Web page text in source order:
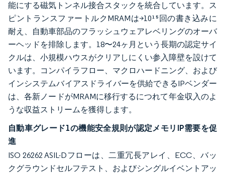
能にする磁気トンネル接合スタックを統合しています。ス
ピントランスファートルクMRAMは>10¹⁵回の書き込みに
耐え、自動車部品のフラッシュウェアレベリングのオーバ
ーヘッドを排除します。18〜24ヶ月という長期の認定サイ
クルは、小規模ハウスがクリアしにくい参入障壁を設けて
います。コンパイラフロー、マクロハードニング、および
インシステムバイアスドライバーを供給できるIPベンダー
は、各新ノードがMRAMに移行するにつれて年金収入のよ
うな収益ストリームを獲得します。
自動車グレード1の機能安全規則が認定メモリIP需要を促
進
ISO 26262 ASIL-Dフローは、二重冗長アレイ、ECC、バッ
クグラウンドセルフテスト、およびシングルイベントアッ